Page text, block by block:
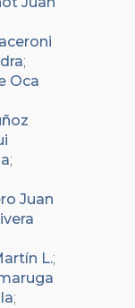
;
Oca
;
Juan
L.;
;